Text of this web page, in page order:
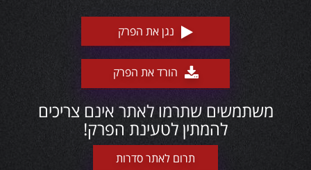
נגן את הפרק
הורד את הפרק
משתמשים שתרמו לאתר אינם צריכים
להמתין לטעינת הפרק!
תרום לאתר סדרות